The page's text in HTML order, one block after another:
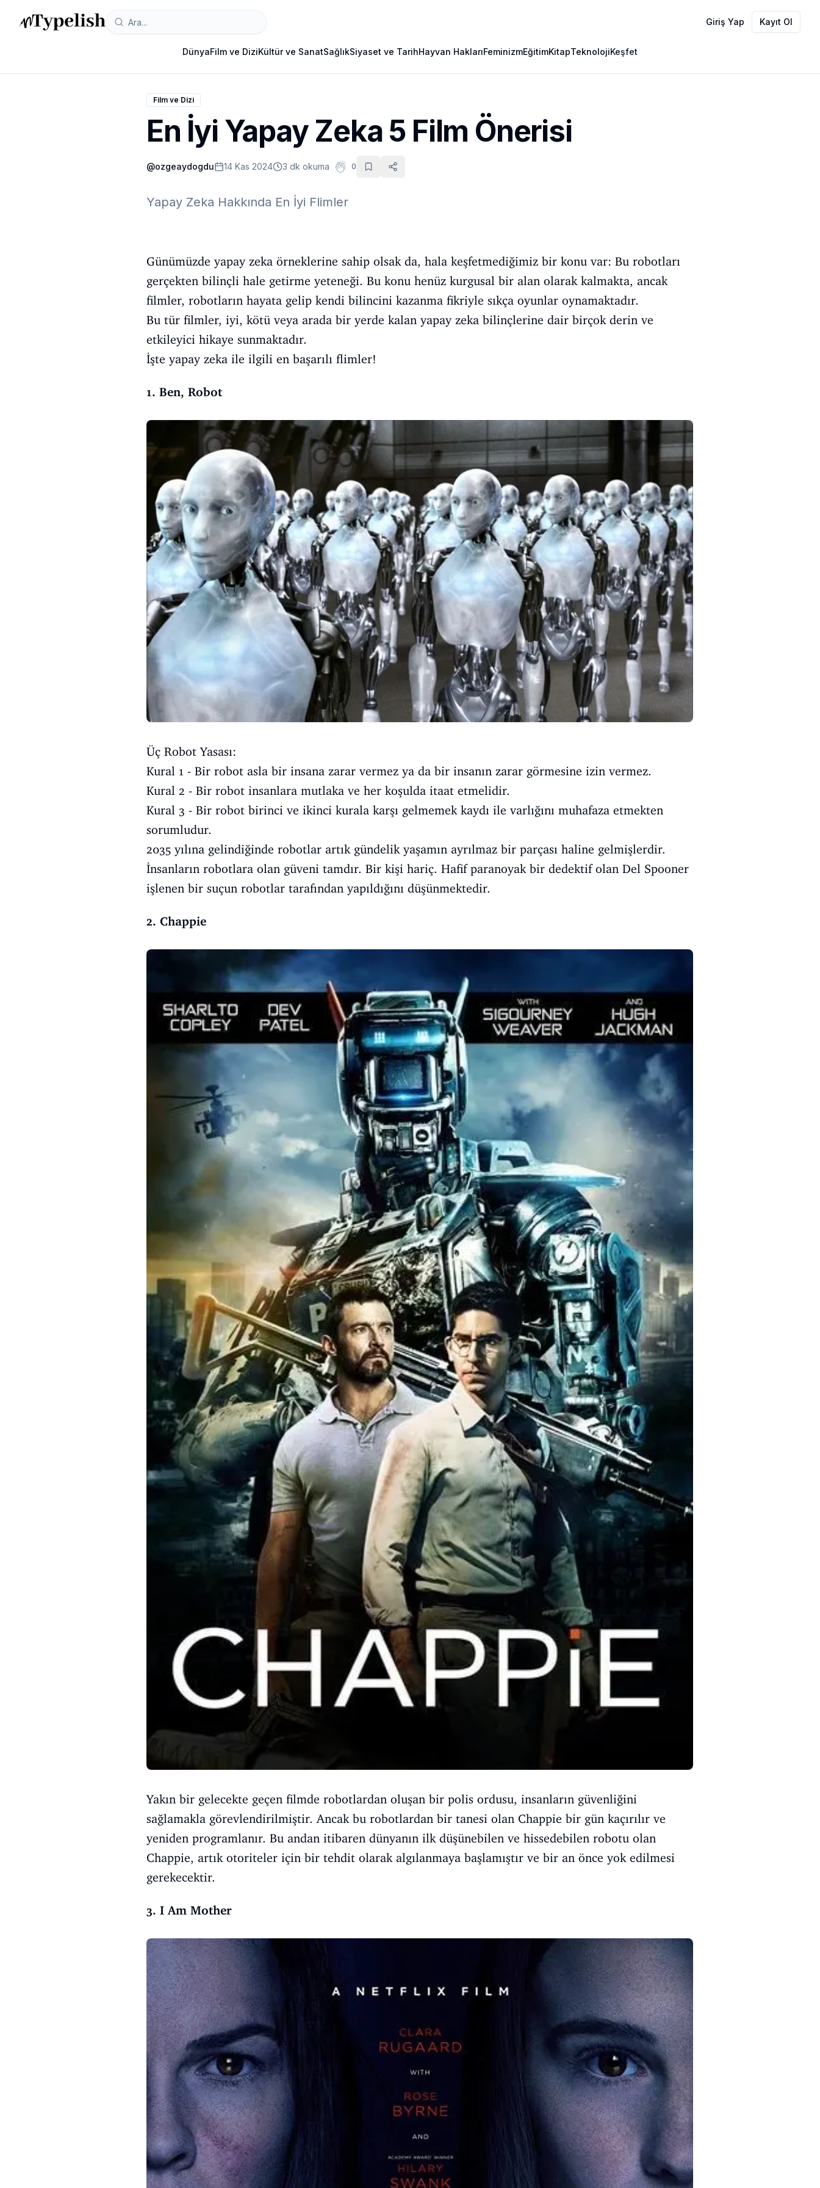
Giriş Yap Kayıt Ol
DünyaFilm ve DiziKültür ve SanatSağlıkSiyaset ve TarihHayvan HaklarıFeminizmEğitimKitapTeknolojiKeşfet
Film ve Dizi
En İyi Yapay Zeka 5 Film Önerisi
@ozgeaydogdu 14 Kas 2024 3 dk okuma 0
Yapay Zeka Hakkında En İyi Flimler
Günümüzde yapay zeka örneklerine sahip olsak da, hala keşfetmediğimiz bir konu var: Bu robotları
gerçekten bilinçli hale getirme yeteneği. Bu konu henüz kurgusal bir alan olarak kalmakta, ancak
filmler, robotların hayata gelip kendi bilincini kazanma fikriyle sıkça oyunlar oynamaktadır.
Bu tür filmler, iyi, kötü veya arada bir yerde kalan yapay zeka bilinçlerine dair birçok derin ve
etkileyici hikaye sunmaktadır.
İşte yapay zeka ile ilgili en başarılı flimler!
1. Ben, Robot
Üç Robot Yasası:
Kural 1 - Bir robot asla bir insana zarar vermez ya da bir insanın zarar görmesine izin vermez.
Kural 2 - Bir robot insanlara mutlaka ve her koşulda itaat etmelidir.
Kural 3 - Bir robot birinci ve ikinci kurala karşı gelmemek kaydı ile varlığını muhafaza etmekten
sorumludur.
2035 yılına gelindiğinde robotlar artık gündelik yaşamın ayrılmaz bir parçası haline gelmişlerdir.
İnsanların robotlara olan güveni tamdır. Bir kişi hariç. Hafif paranoyak bir dedektif olan Del Spooner
işlenen bir suçun robotlar tarafından yapıldığını düşünmektedir.
2. Chappie
Yakın bir gelecekte geçen filmde robotlardan oluşan bir polis ordusu, insanların güvenliğini
sağlamakla görevlendirilmiştir. Ancak bu robotlardan bir tanesi olan Chappie bir gün kaçırılır ve
yeniden programlanır. Bu andan itibaren dünyanın ilk düşünebilen ve hissedebilen robotu olan
Chappie, artık otoriteler için bir tehdit olarak algılanmaya başlamıştır ve bir an önce yok edilmesi
gerekecektir.
3. I Am Mother